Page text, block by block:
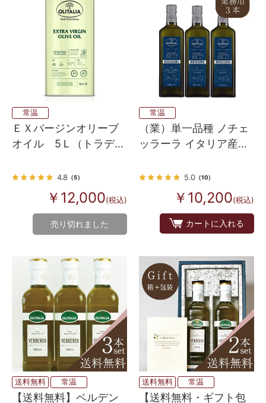
常温
ＥＸバージンオリーブ
オイル 5Ｌ（トラディ
4.8 （5）
￥12,000(税込)
売り切れました
常温
（業）単一品種 ノチェ
ッラーラ イタリア産
ル ３本入り
5.0（10）
￥10,200(税込)
カートに入れる
送料無料 常温
【送料無料】ベルデン
送料無料 常温
【送料無料・ギフト包